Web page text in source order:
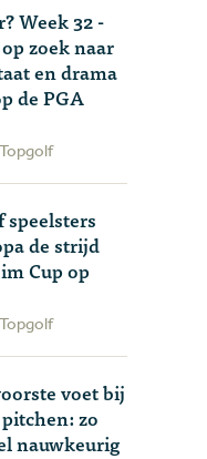
Week 32 -
zoek naar
en drama
de PGA
Topgolf
speelsters
de strijd
Cup op
Topgolf
voet bij
zo
nauwkeurig